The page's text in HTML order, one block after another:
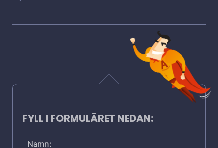
FYLL I FORMULÄRET NEDAN:
Namn: